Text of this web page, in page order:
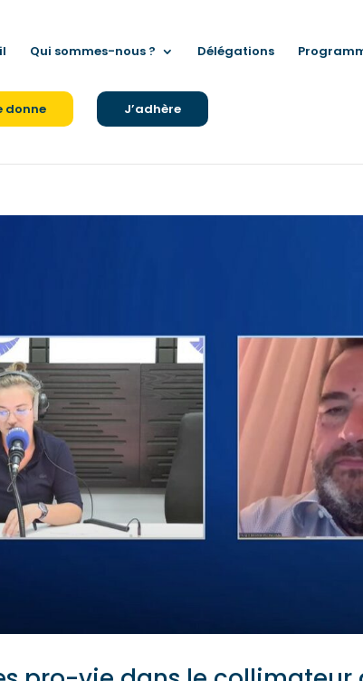
Qui sommes-nous ? Délégations
donne J’adhère